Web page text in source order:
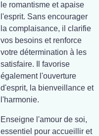
le romantisme et apaise
l'esprit. Sans encourager
la complaisance, il clarifie
vos besoins et renforce
votre détermination à les
satisfaire. Il favorise
également l'ouverture
d'esprit, la bienveillance et
l'harmonie.
Enseigne l'amour de soi,
essentiel pour accueillir et